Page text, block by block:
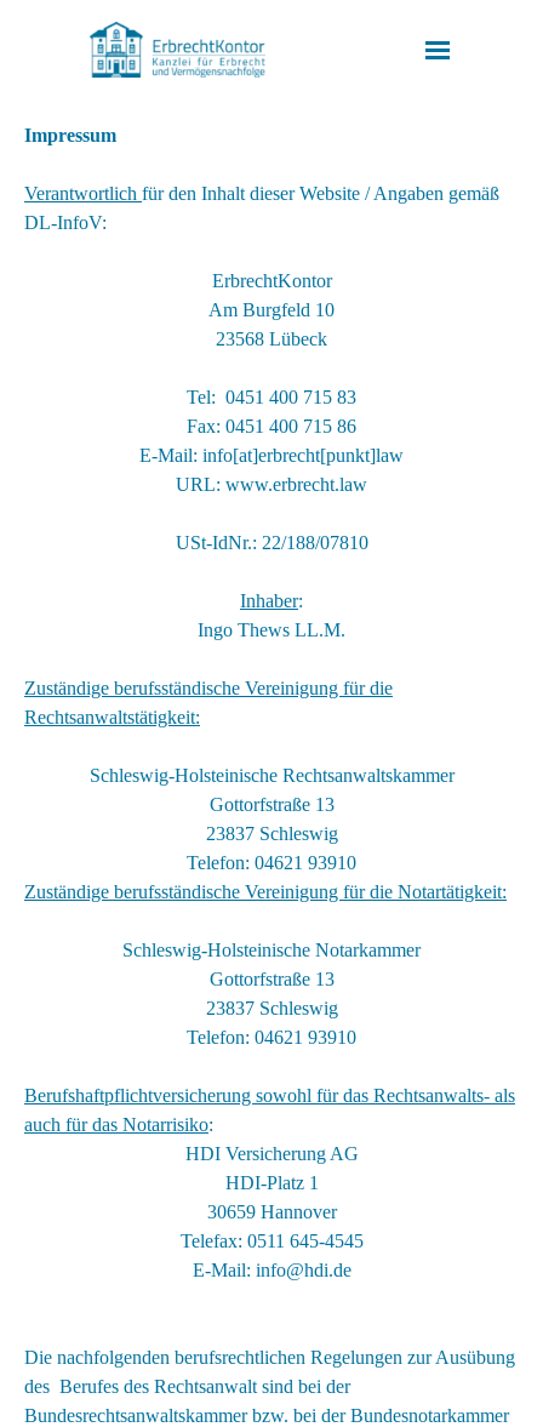
Menü
Impressum
Verantwortlich für den Inhalt dieser Website / Angaben gemäß
DL-InfoV:
ErbrechtKontor
Am Burgfeld 10
23568 Lübeck
Tel: 0451 400 715 83
Fax: 0451 400 715 86
E-Mail: info[at]erbrecht[punkt]law
URL: www.erbrecht.law
USt-IdNr.: 22/188/07810
Inhaber:
Ingo Thews LL.M.
Zuständige berufsständische Vereinigung für die
Rechtsanwaltstätigkeit:
Schleswig-Holsteinische Rechtsanwaltskammer
Gottorfstraße 13
23837 Schleswig
Telefon: 04621 93910
Zuständige berufsständische Vereinigung für die Notartätigkeit:
Schleswig-Holsteinische Notarkammer
Gottorfstraße 13
23837 Schleswig
Telefon: 04621 93910
Berufshaftpflichtversicherung sowohl für das Rechtsanwalts- als
auch für das Notarrisiko:
HDI Versicherung AG
HDI-Platz 1
30659 Hannover
Telefax: 0511 645-4545
E-Mail: info@hdi.de
Die nachfolgenden berufsrechtlichen Regelungen zur Ausübung
des Berufes des Rechtsanwalt sind bei der
Bundesrechtsanwaltskammerbzw. bei der Bundesnotarkammer